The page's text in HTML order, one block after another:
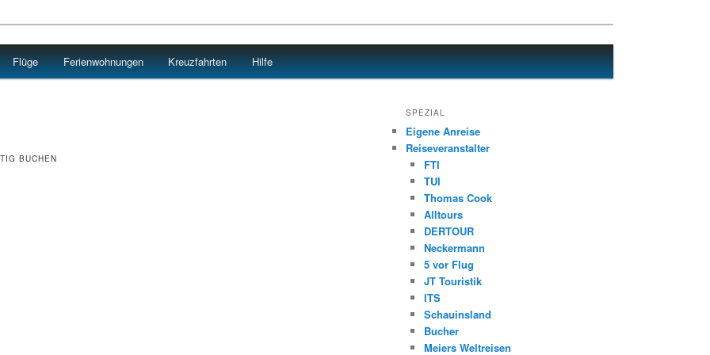
Flüge Ferienwohnungen Kreuzfahrten Hilfe
BUCHEN
SPEZIAL
Eigene Anreise
Reiseveranstalter
FTI
TUI
Thomas Cook
Alltours
DERTOUR
Neckermann
5 vor Flug
JT Touristik
ITS
Schauinsland
Bucher
Meiers Weltreisen